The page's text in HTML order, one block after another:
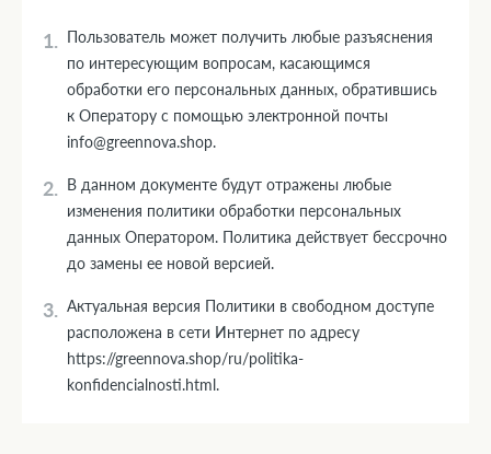
Пользователь может получить любые разъяснения
по интересующим вопросам, касающимся
обработки его персональных данных, обратившись
к Оператору с помощью электронной почты
info@greennova.shop.
В данном документе будут отражены любые
изменения политики обработки персональных
данных Оператором. Политика действует бессрочно
до замены ее новой версией.
Актуальная версия Политики в свободном доступе
расположена в сети Интернет по адресу
https://greennova.shop/ru/politika-
konfidencialnosti.html.